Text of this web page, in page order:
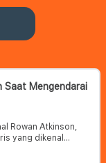
Saat Mengendarai
Rowan Atkinson,
yang dikenal